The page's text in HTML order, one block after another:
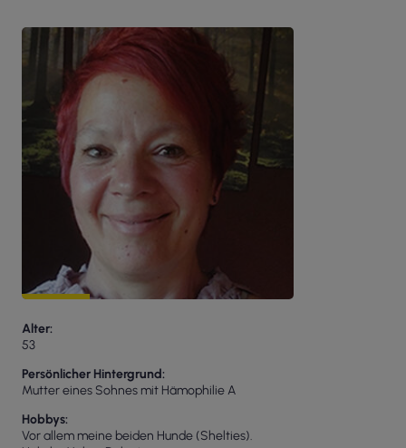
Alter
53
Persönlicher Hintergrund
Mutter eines Sohnes mit Hämophilie A
Hobbys
Vor allem meine beiden Hunde (Shelties).